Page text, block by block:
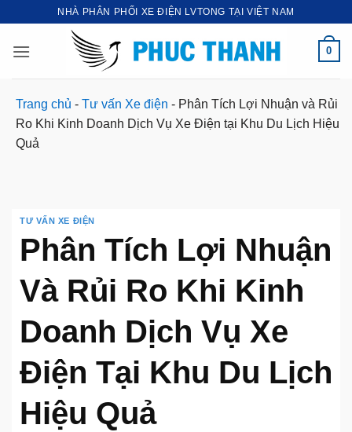
nội
NHÀ PHÂN PHỐI XE ĐIỆN LVTONG TẠI VIỆT NAM
0
Trang chủ - Tư vấn Xe điện - Phân Tích Lợi Nhuận và Rủi
Ro Khi Kinh Doanh Dịch Vụ Xe Điện tại Khu Du Lịch Hiệu
Quả
TƯ VẤN XE ĐIỆN
Phân Tích Lợi Nhuận
Và Rủi Ro Khi Kinh
Doanh Dịch Vụ Xe
Điện Tại Khu Du Lịch
Hiệu Quả